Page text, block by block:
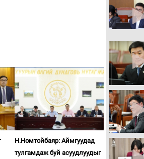
Н.Номтойбаяр: Аймгуудад
тулгамдаж буй асуудлуудыг